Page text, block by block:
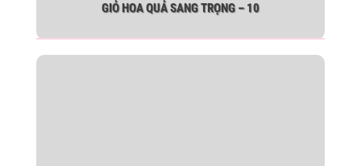
GIỎ HOA QUẢ SANG TRỌNG – 10